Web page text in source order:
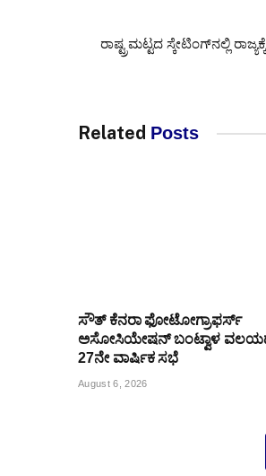
ರಾಷ್ಟ್ರಮಟ್ಟದ ಸ್ಕೇಟಿಂಗ್‌ನಲ್ಲಿ
Related Posts
ಸೌತ್ ಕೆನರಾ ಫೋಟೋಗ್ರಾಫರ್ಸ್
ಅಸೋಸಿಯೇಷನ್ ಬಂಟ್ವಾಳ
27ನೇ ವಾರ್ಷಿಕ ಸಭೆ
August 6, 2026